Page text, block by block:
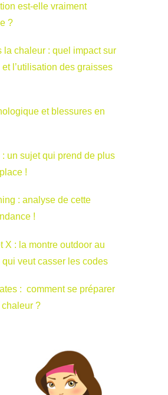
est-elle vraiment
?
la chaleur : quel impact sur
et l’utilisation des graisses
et blessures en
: un sujet qui prend de plus
!
: analyse de cette
!
X : la montre outdoor au
qui veut casser les codes
: comment se préparer
chaleur ?